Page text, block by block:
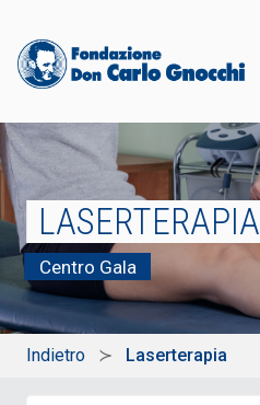
LASERTERAPIA
Centro Gala
Indietro Laserterapia